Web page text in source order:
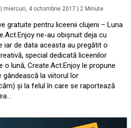
miercuri, 4 octombrie 2017 2 Minute
gratuite pentru liceenii clujeni – Luna
ne-au obișnuit deja cu
iar de data aceasta au pregătit o
special dedicată liceenilor
o lună, Create.Act.Enjoy le propune
gândească la viitorul lor
și la felul în care se raportează